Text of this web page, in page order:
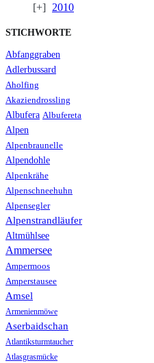
2010
STICHWORTE
Abfanggraben
Adlerbussard
Aholfing
Akaziendrossling
Albufera Albufereta
Alpen
Alpenbraunelle
Alpendohle
Alpenkrähe
Alpenschneehuhn
Alpensegler
Alpenstrandläufer
Altmühlsee
Ammersee
Ampermoos
Amperstausee
Amsel
Armenienmöwe
Aserbaidschan
Atlantiksturmtaucher
Atlasgrasmücke